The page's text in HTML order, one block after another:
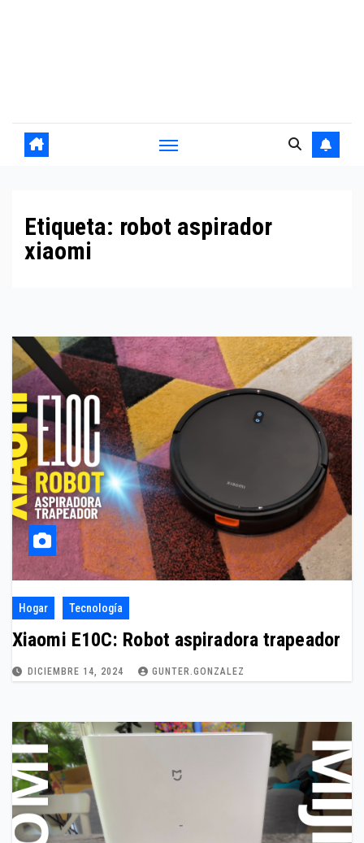
Etiqueta: robot aspirador
xiaomi
Hogar Tecnología
Xiaomi E10C: Robot aspiradora trapeador
DICIEMBRE 14, 2024 GUNTER.GONZALEZ